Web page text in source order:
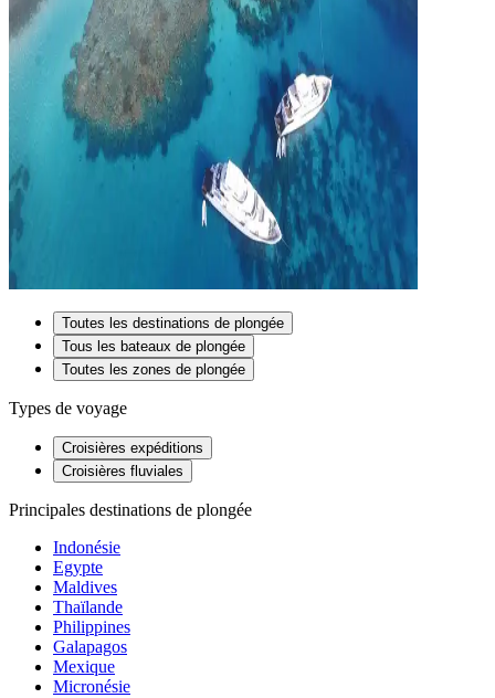
Toutes les destinations de plongée
Tous les bateaux de plongée
Toutes les zones de plongée
Types de voyage
Croisières expéditions
Croisières fluviales
Principales destinations de plongée
Indonésie
Egypte
Maldives
Thaïlande
Philippines
Galapagos
Mexique
Micronésie